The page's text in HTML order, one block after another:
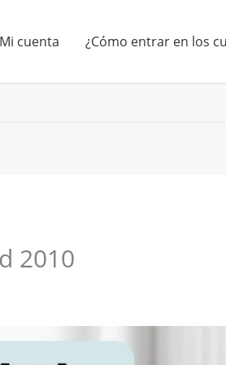
Mi cuenta ¿Cómo entrar en los
2010